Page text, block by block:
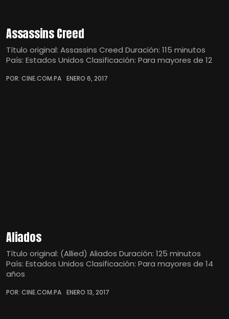
Assassins Creed
Título original: Assassins Creed Duración: 115 minutos
País: Estados Unidos Clasificación: Para mayores de 12
POR: CINE.COM.PA ENERO 6, 2017
Aliados
Título original: (Allied) Aliados Duración: 125 minutos
País: Estados Unidos Clasificación: Para mayores de 14
años
POR: CINE.COM.PA ENERO 13, 2017